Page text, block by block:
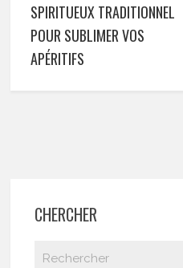
SPIRITUEUX TRADITIONNEL
POUR SUBLIMER VOS
APÉRITIFS
CHERCHER